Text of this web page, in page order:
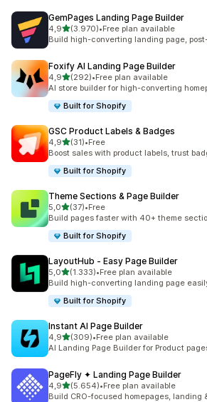
GemPages Landing Page Builder
4,9de 5 estrelas
(3.970)
3970 total de avaliações
•Free plan available
Build high-converting landing page,
Foxify AI Landing Page Builder
4,9de 5 estrelas
(292)
292 total de avaliações
•Free plan available
AI store builder for high-converting
Built for Shopify
GSC Product Labels & Badges
4,9de 5 estrelas
(31)
31 total de avaliações
•Free
Boost sales with product labels, trust
Built for Shopify
Theme Sections & Page Builder
5,0de 5 estrelas
(37)
37 total de avaliações
•Free
Build pages faster with 40+ theme
Built for Shopify
LayoutHub ‑ Easy Page Builder
5,0de 5 estrelas
(1.333)
1333 total de avaliações
•Free plan available
Build high-converting landing page
Built for Shopify
Instant AI Page Builder
4,9de 5 estrelas
(309)
309 total de avaliações
•Free plan available
AI Landing Page Builder for Product
PageFly ✦ Landing Page Builder
4,9de 5 estrelas
(5.654)
5654 total de avaliações
•Free plan available
Build CRO-focused homepages, landing